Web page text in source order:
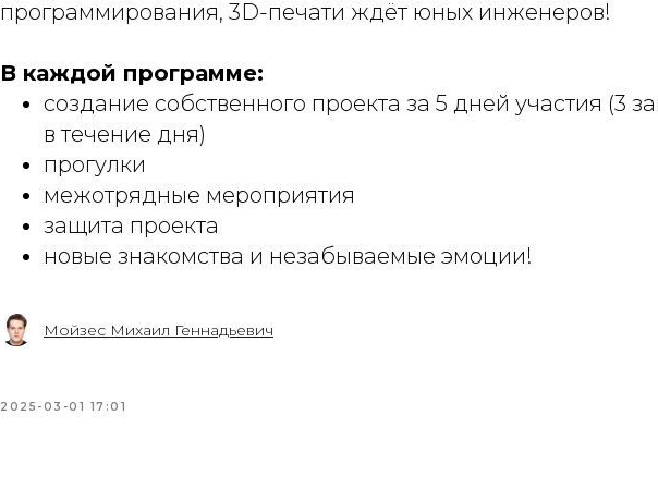
программирования, 3D-печати ждёт юных инженеров!
В каждой программе:
️создание собственного проекта за 5 дней участия (3
в течение дня)
прогулки
межотрядные мероприятия
защита проекта
новые знакомства и незабываемые эмоции!
Мойзес Михаил Геннадьевич
2025-03-01 17:01